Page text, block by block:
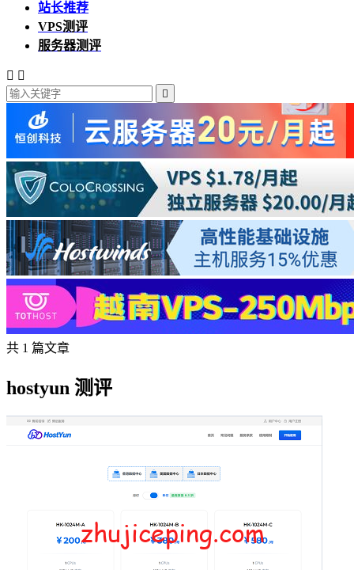
站长推荐
VPS测评
服务器测评
 

共 1 篇文章
hostyun 测评